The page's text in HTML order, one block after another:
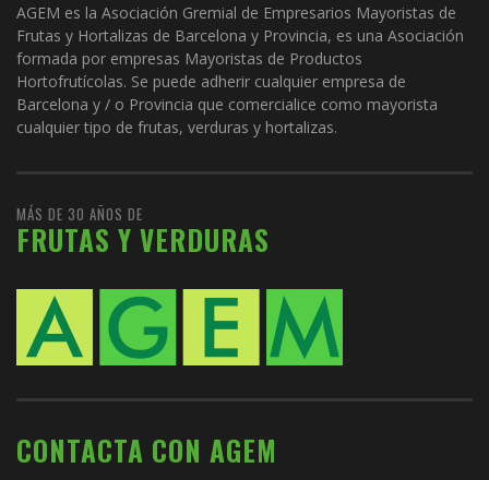
AGEM es la Asociación Gremial de Empresarios Mayoristas de
Frutas y Hortalizas de Barcelona y Provincia, es una Asociación
formada por empresas Mayoristas de Productos
Hortofrutícolas. Se puede adherir cualquier empresa de
Barcelona y / o Provincia que comercialice como mayorista
cualquier tipo de frutas, verduras y hortalizas.
MÁS DE 30 AÑOS DE
FRUTAS Y VERDURAS
CONTACTA CON AGEM